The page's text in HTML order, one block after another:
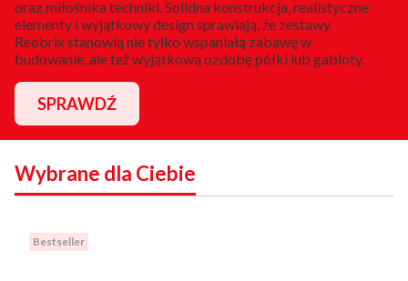
oraz miłośnika techniki. Solidna konstrukcja, realistyczne
elementy i wyjątkowy design sprawiają, że zestawy
Reobrix stanowią nie tylko wspaniałą zabawę w
budowanie, ale też wyjątkową ozdobę półki lub gabloty.
SPRAWDŹ
Wybrane dla Ciebie
Bestseller